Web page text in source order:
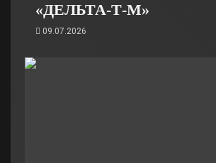
«ДЕЛЬТА-Т-М»
09.07.2026